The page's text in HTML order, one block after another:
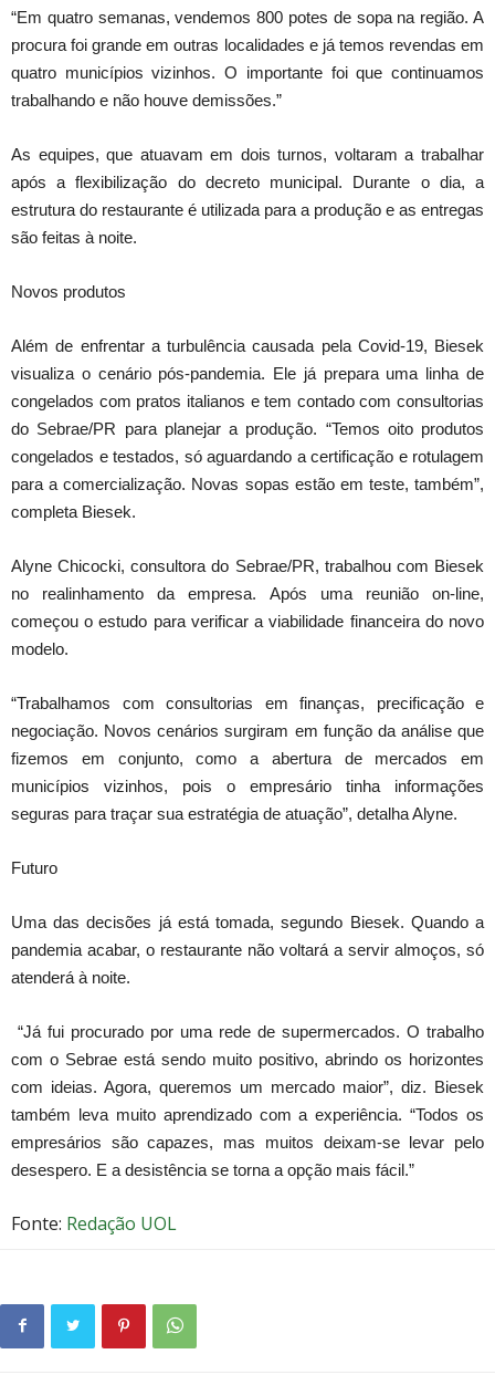
“Em quatro semanas, vendemos 800 potes de sopa na região. A
procura foi grande em outras localidades e já temos revendas em
quatro municípios vizinhos. O importante foi que continuamos
trabalhando e não houve demissões.”
As equipes, que atuavam em dois turnos, voltaram a trabalhar
após a flexibilização do decreto municipal. Durante o dia, a
estrutura do restaurante é utilizada para a produção e as entregas
são feitas à noite.
Novos produtos
Além de enfrentar a turbulência causada pela Covid-19, Biesek
visualiza o cenário pós-pandemia. Ele já prepara uma linha de
congelados com pratos italianos e tem contado com consultorias
do Sebrae/PR para planejar a produção. “Temos oito produtos
congelados e testados, só aguardando a certificação e rotulagem
para a comercialização. Novas sopas estão em teste, também”,
completa Biesek.
Alyne Chicocki, consultora do Sebrae/PR, trabalhou com Biesek
no realinhamento da empresa. Após uma reunião on-line,
começou o estudo para verificar a viabilidade financeira do novo
modelo.
“Trabalhamos com consultorias em finanças, precificação e
negociação. Novos cenários surgiram em função da análise que
fizemos em conjunto, como a abertura de mercados em
municípios vizinhos, pois o empresário tinha informações
seguras para traçar sua estratégia de atuação”, detalha Alyne.
Futuro
Uma das decisões já está tomada, segundo Biesek. Quando a
pandemia acabar, o restaurante não voltará a servir almoços, só
atenderá à noite.
“Já fui procurado por uma rede de supermercados. O trabalho
com o Sebrae está sendo muito positivo, abrindo os horizontes
com ideias. Agora, queremos um mercado maior”, diz. Biesek
também leva muito aprendizado com a experiência. “Todos os
empresários são capazes, mas muitos deixam-se levar pelo
desespero. E a desistência se torna a opção mais fácil.”
Fonte: Redação UOL